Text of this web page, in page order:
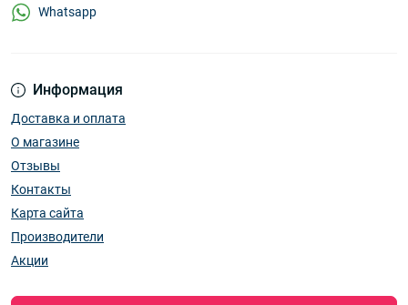
Информация
Доставка и оплата
О магазине
Отзывы
Контакты
Карта сайта
Производители
Акции
Whatsapp